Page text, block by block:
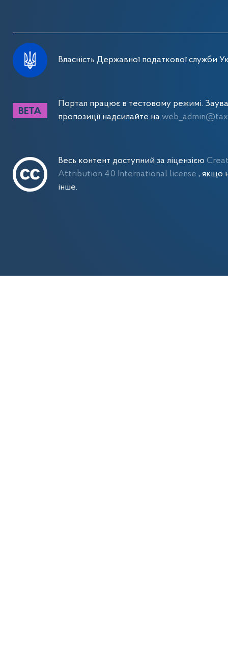
Власність Державної податкової служби
Портал працює в тестовому режимі.
пропозиції надсилайте на
Весь контент доступний за ліцензією
Attribution 4.0 International license, якщо
інше.